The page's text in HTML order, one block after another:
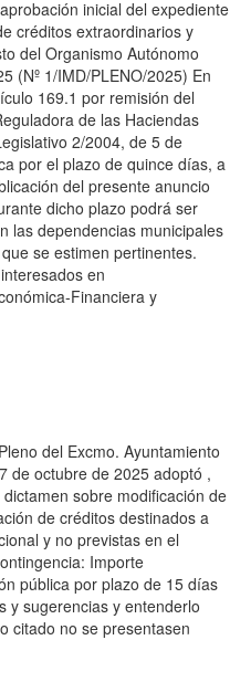
inicial del expediente
créditos extraordinarios y
del Organismo Autónomo
(Nº 1/IMD/PLENO/2025) En
169.1 por remisión del
de las Haciendas
2/2004, de 5 de
por el plazo de quince días, a
del presente anuncio
dicho plazo podrá ser
las dependencias municipales
se estimen pertinentes.
en
Financiera y
del Excmo. Ayuntamiento
de octubre de 2025 adoptó ,
sobre modificación de
de créditos destinados a
y no previstas en el
Importe
pública por plazo de 15 días
y sugerencias y entenderlo
citado no se presentasen